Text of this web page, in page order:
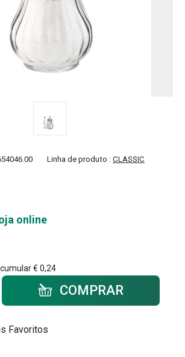
Linha de produto : CLASSIC
online
€ 0,24
carrinho - quantidadeCOMPRAR
Favoritos